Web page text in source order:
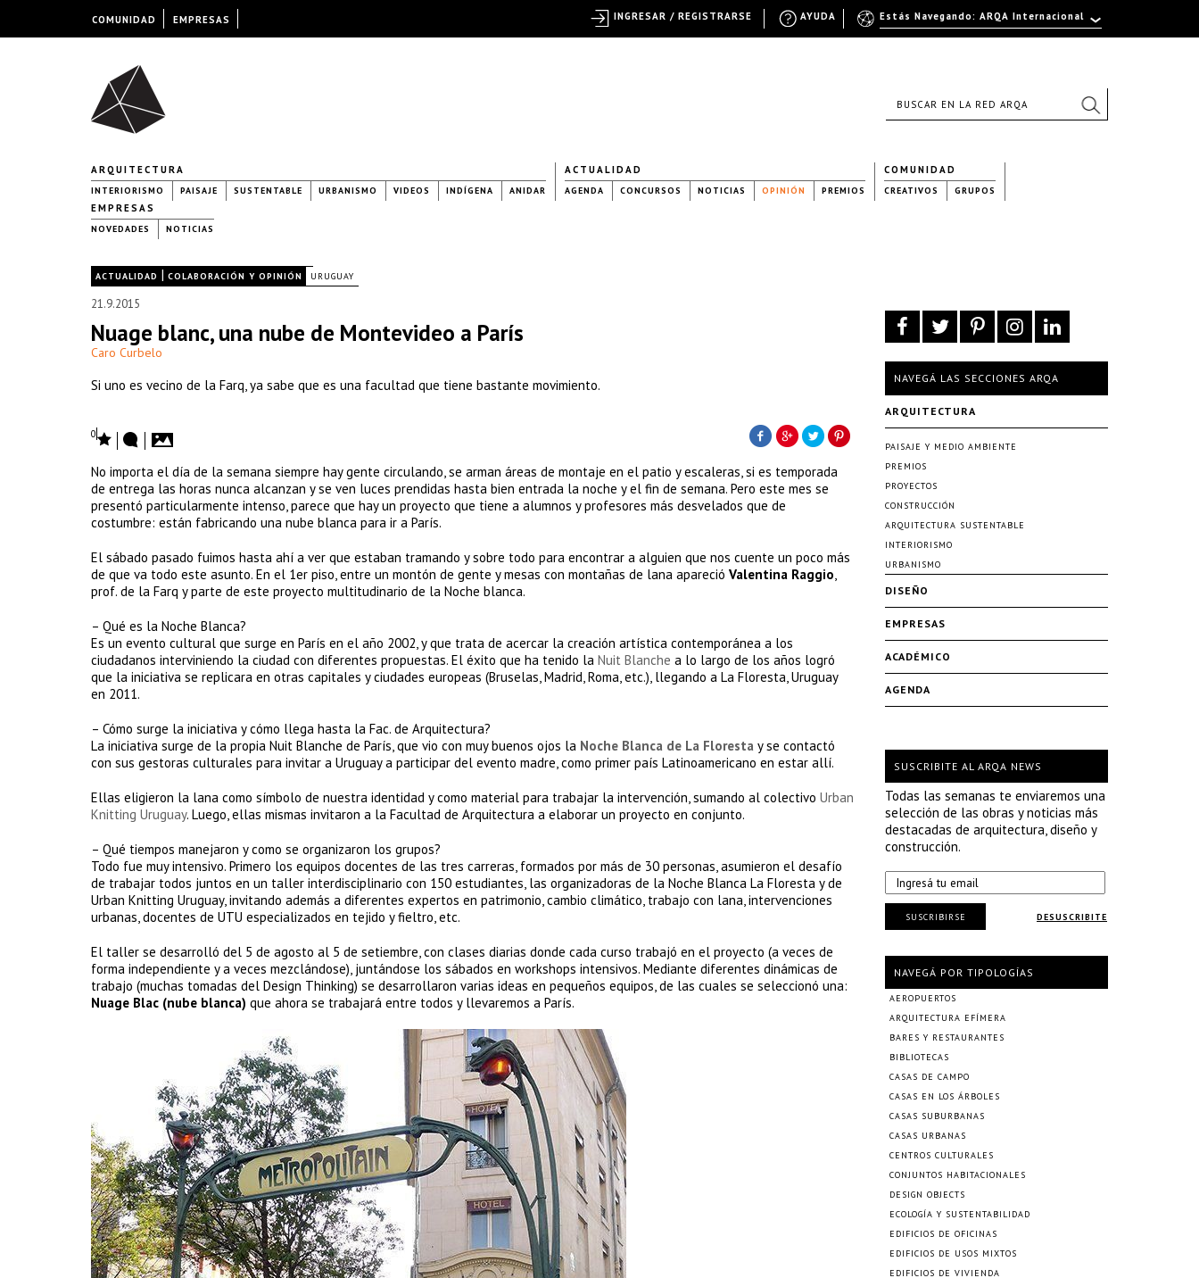
ARQUITECTURA
INTERIORISMO PAISAJE SUSTENTABLE URBANISMO VIDEOS INDÍGENA ANIDAR
ACTUALIDAD
AGENDA CONCURSOS NOTICIAS OPINIÓN PREMIOS
COMUNIDAD
CREATIVOS GRUPOS
EMPRESAS
NOVEDADES NOTICIAS
ACTUALIDAD | COLABORACIÓN Y OPINIÓN URUGUAY
21.9.2015
Nuage blanc, una nube de Montevideo a París
Caro Curbelo
Si uno es vecino de la Farq, ya sabe que es una facultad que tiene bastante movimiento.
0
No importa el día de la semana siempre hay gente circulando, se arman áreas de montaje en el patio y escaleras, si es temporada
de entrega las horas nunca alcanzan y se ven luces prendidas hasta bien entrada la noche y el fin de semana. Pero este mes se
presentó particularmente intenso, parece que hay un proyecto que tiene a alumnos y profesores más desvelados que de
costumbre: están fabricando una nube blanca para ir a París.
El sábado pasado fuimos hasta ahí a ver que estaban tramando y sobre todo para encontrar a alguien que nos cuente un poco más
de que va todo este asunto. En el 1er piso, entre un montón de gente y mesas con montañas de lana apareció Valentina Raggio,
prof. de la Farq y parte de este proyecto multitudinario de la Noche blanca.
– Qué es la Noche Blanca?
Es un evento cultural que surge en París en el año 2002, y que trata de acercar la creación artística contemporánea a los
ciudadanos interviniendo la ciudad con diferentes propuestas. El éxito que ha tenido la Nuit Blanche a lo largo de los años logró
que la iniciativa se replicara en otras capitales y ciudades europeas (Bruselas, Madrid, Roma, etc.), llegando a La Floresta, Uruguay
en 2011.
– Cómo surge la iniciativa y cómo llega hasta la Fac. de Arquitectura?
La iniciativa surge de la propia Nuit Blanche de París, que vio con muy buenos ojos la Noche Blanca de La Floresta y se contactó
con sus gestoras culturales para invitar a Uruguay a participar del evento madre, como primer país Latinoamericano en estar allí.
Ellas eligieron la lana como símbolo de nuestra identidad y como material para trabajar la intervención, sumando al colectivo Urban
Knitting Uruguay. Luego, ellas mismas invitaron a la Facultad de Arquitectura a elaborar un proyecto en conjunto.
– Qué tiempos manejaron y como se organizaron los grupos?
Todo fue muy intensivo. Primero los equipos docentes de las tres carreras, formados por más de 30 personas, asumieron el desafío
de trabajar todos juntos en un taller interdisciplinario con 150 estudiantes, las organizadoras de la Noche Blanca La Floresta y de
Urban Knitting Uruguay, invitando además a diferentes expertos en patrimonio, cambio climático, trabajo con lana, intervenciones
urbanas, docentes de UTU especializados en tejido y fieltro, etc.
El taller se desarrolló del 5 de agosto al 5 de setiembre, con clases diarias donde cada curso trabajó en el proyecto (a veces de
forma independiente y a veces mezclándose), juntándose los sábados en workshops intensivos. Mediante diferentes dinámicas de
trabajo (muchas tomadas del Design Thinking) se desarrollaron varias ideas en pequeños equipos, de las cuales se seleccionó una:
Nuage Blac (nube blanca) que ahora se trabajará entre todos y llevaremos a París.
NAVEGÁ LAS SECCIONES ARQA
ARQUITECTURA
PAISAJE Y MEDIO AMBIENTE
PREMIOS
PROYECTOS
CONSTRUCCIÓN
ARQUITECTURA SUSTENTABLE
INTERIORISMO
URBANISMO
DISEÑO
EMPRESAS
ACADÉMICO
AGENDA
SUSCRIBITE AL ARQA NEWS
Todas las semanas te enviaremos una
selección de las obras y noticias más
destacadas de arquitectura, diseño y
construcción.
DESUSCRIBITE
SUSCRIBIRSE
NAVEGÁ POR TIPOLOGÍAS
AEROPUERTOS
ARQUITECTURA EFÍMERA
BARES Y RESTAURANTES
BIBLIOTECAS
CASAS DE CAMPO
CASAS EN LOS ÁRBOLES
CASAS SUBURBANAS
CASAS URBANAS
CENTROS CULTURALES
CONJUNTOS HABITACIONALES
DESIGN OBJECTS
ECOLOGÍA Y SUSTENTABILIDAD
EDIFICIOS DE OFICINAS
EDIFICIOS DE USOS MIXTOS
EDIFICIOS DE VIVIENDA
COMUNIDAD EMPRESAS Estás Navegando: ARQA Internacional
AYUDA
INGRESAR / REGISTRARSE